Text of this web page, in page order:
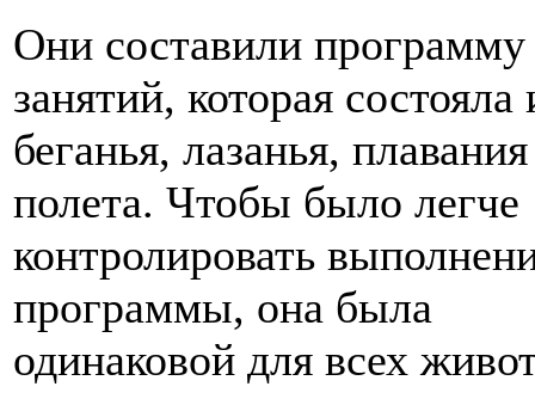
Они составили программу
занятий, которая состояла
беганья, лазанья,
полета. Чтобы было легче
контролировать
программы, она была
одинаковой для всех